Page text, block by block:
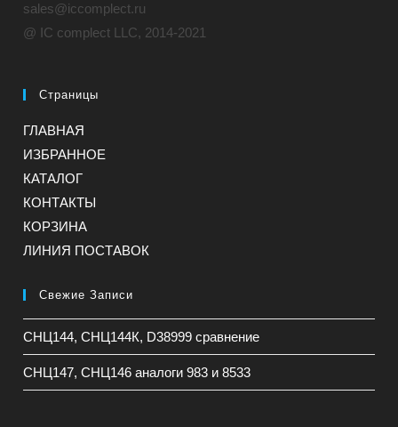
sales@iccomplect.ru
@ IC complect LLC, 2014-2021
Страницы
ГЛАВНАЯ
ИЗБРАННОЕ
КАТАЛОГ
КОНТАКТЫ
КОРЗИНА
ЛИНИЯ ПОСТАВОК
Свежие Записи
СНЦ144, СНЦ144К, D38999 сравнение
СНЦ147, СНЦ146 аналоги 983 и 8533